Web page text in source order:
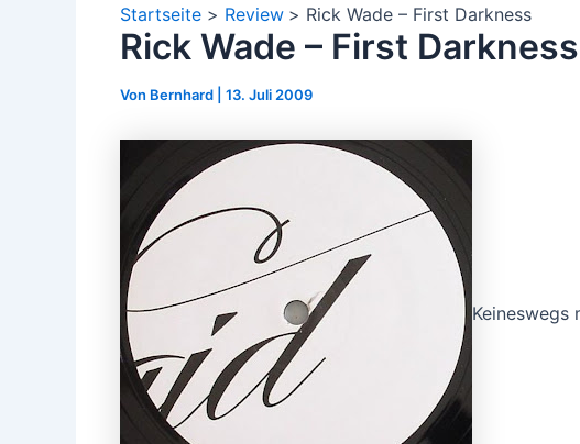
Startseite Review Rick Wade – First Darkness
Rick Wade – First Darkness
Von Bernhard 13. Juli 2009
Keineswegs